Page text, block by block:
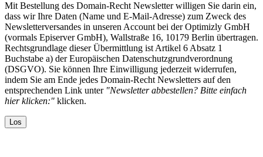
Mit Bestellung des Domain-Recht Newsletter willigen Sie darin ein,
dass wir Ihre Daten (Name und E-Mail-Adresse) zum Zweck des
Newsletterversandes in unseren Account bei der Optimizly GmbH
(vormals Episerver GmbH), Wallstraße 16, 10179 Berlin übertragen.
Rechtsgrundlage dieser Übermittlung ist Artikel 6 Absatz 1
Buchstabe a) der Europäischen Datenschutzgrundverordnung
(DSGVO). Sie können Ihre Einwilligung jederzeit widerrufen,
indem Sie am Ende jedes Domain-Recht Newsletters auf den
entsprechenden Link unter "Newsletter abbestellen? Bitte einfach
hier klicken:" klicken.